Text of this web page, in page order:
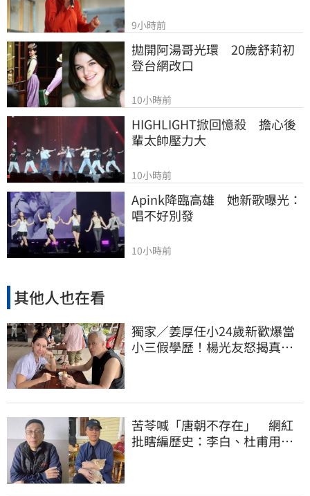
9小時前
拋開阿湯哥光環　20歲舒莉初
登台網改口
10小時前
HIGHLIGHT掀回憶殺　擔心後
輩太帥壓力大
10小時前
Apink降臨高雄　她新歌曝光：
唱不好別發
10小時前
其他人也在看
獨家／姜厚任小24歲新歡爆當
小三假學歷！楊光友怒揭真實
苦苓喊「唐朝不存在」 網紅
批瞎編歷史：李白、杜甫用鮮